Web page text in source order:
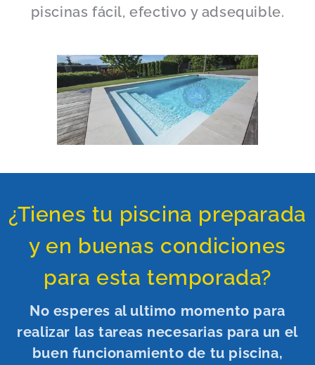
piscinas fácil, efectivo y adsequible.
¿Tienes tu piscina preparada
y en buenas condiciones
para esta temporada?
No esperes al ultimo momento para
realizar las tareas necesarias para un el
buen funcionamiento de tu piscina,